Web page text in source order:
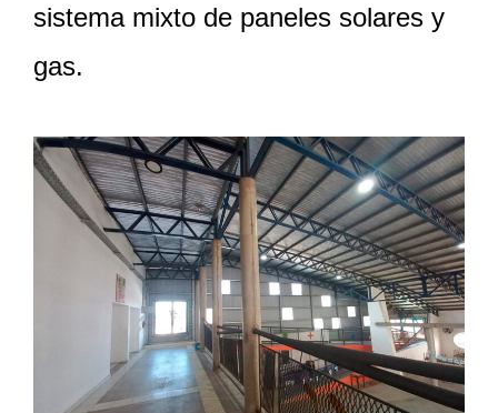
sistema mixto de paneles solares y
gas.